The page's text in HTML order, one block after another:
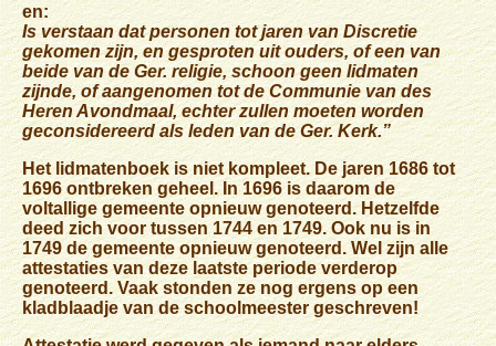
en:
Is verstaan dat personen tot jaren van Discretie
gekomen zijn, en gesproten uit ouders, of een van
beide van de Ger. religie, schoon geen lidmaten
zijnde, of aangenomen tot de Communie van des
Heren Avondmaal, echter zullen moeten worden
geconsidereerd als leden van de Ger. Kerk.”
Het lidmatenboek is niet kompleet. De jaren 1686 tot
1696 ontbreken geheel. In 1696 is daarom de
voltallige gemeente opnieuw genoteerd. Hetzelfde
deed zich voor tussen 1744 en 1749. Ook nu is in
1749 de gemeente opnieuw genoteerd. Wel zijn alle
attestaties van deze laatste periode verderop
genoteerd. Vaak stonden ze nog ergens op een
kladblaadje van de schoolmeester geschreven!